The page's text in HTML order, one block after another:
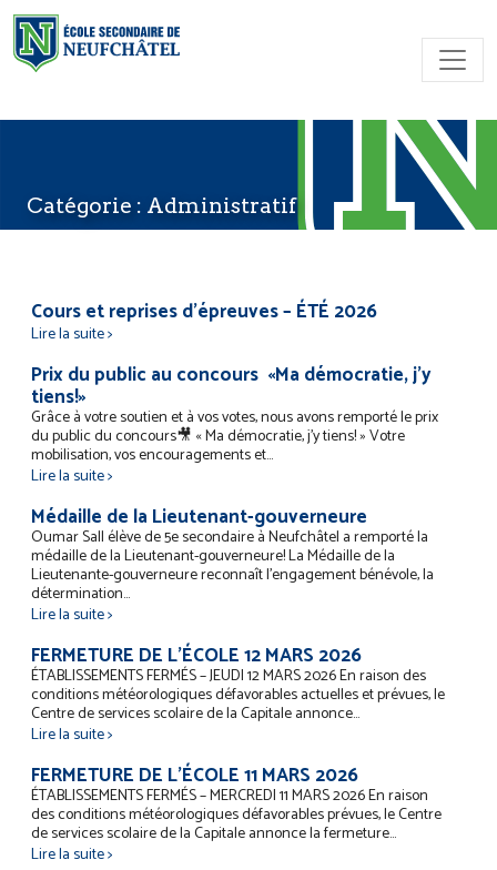
Skip to content
Catégorie : Administratif
Cours et reprises d’épreuves – ÉTÉ 2026
Lire la suite >
Prix du public au concours «Ma démocratie, j’y
tiens!»
Grâce à votre soutien et à vos votes, nous avons remporté le prix
du public du concours🎥 « Ma démocratie, j’y tiens! » Votre
mobilisation, vos encouragements et...
Lire la suite >
Médaille de la Lieutenant-gouverneure
Oumar Sall élève de 5e secondaire à Neufchâtel a remporté la
médaille de la Lieutenant-gouverneure! La Médaille de la
Lieutenante-gouverneure reconnaît l’engagement bénévole, la
détermination...
Lire la suite >
FERMETURE DE L’ÉCOLE 12 MARS 2026
ÉTABLISSEMENTS FERMÉS – JEUDI 12 MARS 2026 En raison des
conditions météorologiques défavorables actuelles et prévues, le
Centre de services scolaire de la Capitale annonce...
Lire la suite >
FERMETURE DE L’ÉCOLE 11 MARS 2026
ÉTABLISSEMENTS FERMÉS – MERCREDI 11 MARS 2026 En raison
des conditions météorologiques défavorables prévues, le Centre
de services scolaire de la Capitale annonce la fermeture...
Lire la suite >